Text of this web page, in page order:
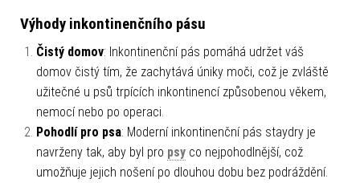
Výhody inkontinenčního pásu
Čistý domov: Inkontinenční pás pomáhá udržet váš
domov čistý tím, že zachytává úniky moči, což je zvláště
užitečné u psů trpících inkontinencí způsobenou věkem,
nemocí nebo po operaci.
Pohodlí pro psa: Moderní inkontinenční pás staydry je
navrženy tak, aby byl pro psy co nejpohodlnější, což
umožňuje jejich nošení po dlouhou dobu bez podráždění.